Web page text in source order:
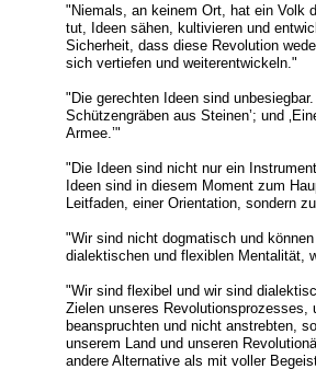
"Niemals, an keinem Ort, hat ein Volk
tut, Ideen sähen, kultivieren und
Sicherheit, dass diese Revolution
sich vertiefen und weiterentwickeln."
"Die gerechten Ideen sind
Schützengräben aus Steinen’; und
Armee.’"
"Die Ideen sind nicht nur ein
Ideen sind in diesem Moment zum
Leitfaden, einer Orientation, sondern
"Wir sind nicht dogmatisch und
dialektischen und flexiblen Mentalität,
"Wir sind flexibel und wir sind
Zielen unseres Revolutionsprozesses,
beanspruchten und nicht anstrebten,
unserem Land und unseren
andere Alternative als mit voller